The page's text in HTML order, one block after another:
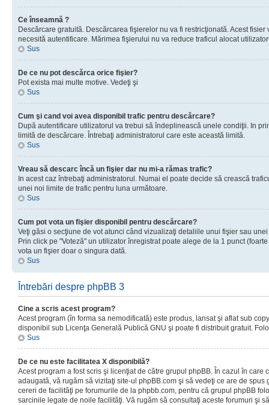
Ce înseamnă ?
Descărcare gratuită. Descărcarea fişierelor nu va fi restricţionată. Acest
necesită autentificare. Mărimea fişierului nu va reduce traficul alocat
Sus
De ce nu pot descărca orice fişier?
Pot exista mai multe motive. Vedeţi şi
Sus
Cum şi cand voi avea disponibil trafic pentru descărcare?
După autentificare utilizatorul va trebui să îndeplinească unele condiţii. In
limită de descărcare. Întrebaţi administratorul care este această limită.
Sus
Vreau să descarc încă un fişier dar nu mi-a rămas trafic?
In acest caz întrebaţi administratorul. Numai el poate decide să crească
unei noi limite de trafic pentru luna următoare.
Sus
Cum pot vota un fişier disponibil pentru descărcare?
Veţi găsi o secţiune de vot atunci când vizualizaţi detaliile unui fişier sau
Prin click pe "Voteză" un utilizator înregistrat poate alege de la 1 punct
vota un fişier doar o singura dată.
Sus
Întrebări despre phpBB 3
Cine a scris acest program?
Acest program (în forma sa nemodificată) este produs, lansat şi aflat sub
disponibil sub Licenţa Generală Publică GNU şi poate fi distribuit gratuit.
Sus
De ce nu este facilitatea X disponibilă?
Acest program a fost scris şi licenţiat de către grupul phpBB. În cazul în care
adaugată, vă rugăm să vizitaţi site-ul phpBB.com şi să vedeţi ce are de
cereri de facilităţi pe forumurile de la phpbb.com, pentru că grupul phpBB
sarcinile legate de noile facilităţi. Vă rugăm să consultaţi aceste forumuri şi